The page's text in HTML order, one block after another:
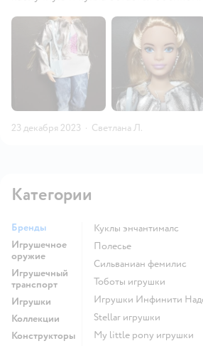
23 декабря 2023 · Светлана Л.
Категории
Бренды
Игрушечное
оружие
Игрушечный
транспорт
Игрушки
Коллекции
Конструкторы
Куклы энчантималс
Полесье
Сильваниан фемилис
Тоботы игрушки
Игрушки Инфинити
Stellar игрушки
my little pony игрушки